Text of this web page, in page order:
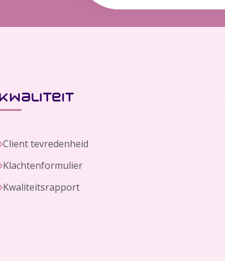
kwaliteit
Client tevredenheid
Klachtenformulier
Kwaliteitsrapport